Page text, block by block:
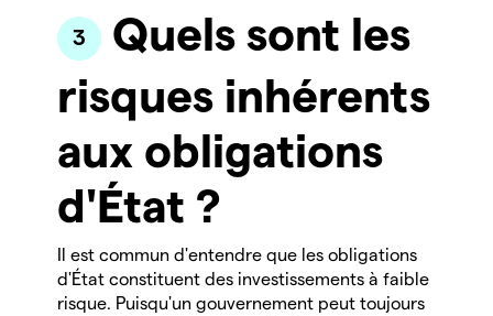
Quels sont les
risques inhérents
aux obligations
d'État ?
Il est commun d'entendre que les obligations
d'État constituent des investissements à faible
risque. Puisqu'un gouvernement peut toujours